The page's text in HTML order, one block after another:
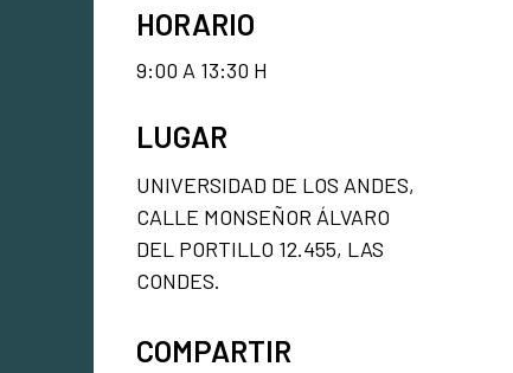
HORARIO
9:00 A 13:30 H
LUGAR
UNIVERSIDAD DE LOS ANDES,
CALLE MONSEÑOR ÁLVARO
DEL PORTILLO 12.455, LAS
CONDES.
COMPARTIR